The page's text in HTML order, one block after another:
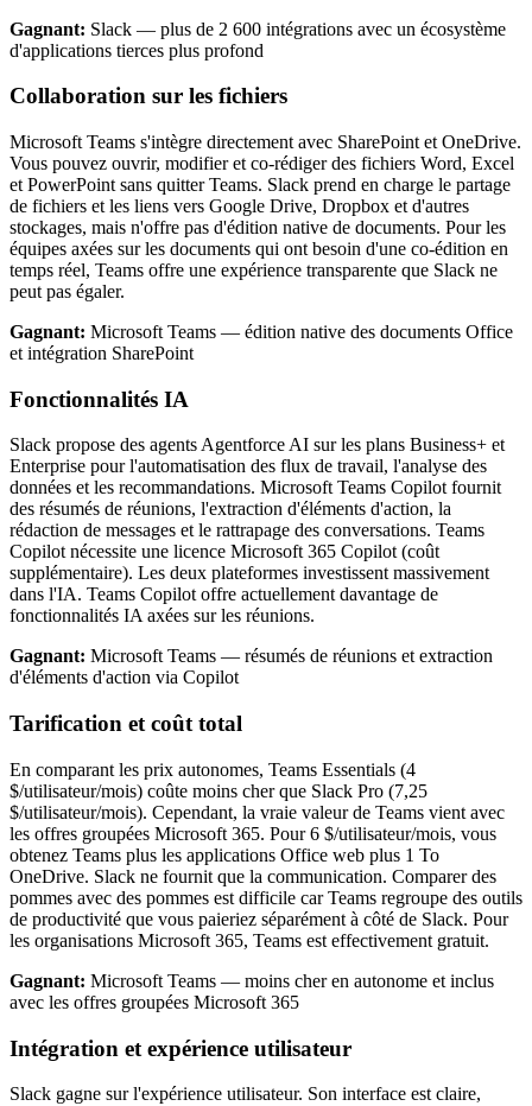
Gagnant: Slack — plus de 2 600 intégrations avec un écosystème
d'applications tierces plus profond
Collaboration sur les fichiers
Microsoft Teams s'intègre directement avec SharePoint et OneDrive.
Vous pouvez ouvrir, modifier et co-rédiger des fichiers Word, Excel
et PowerPoint sans quitter Teams. Slack prend en charge le partage
de fichiers et les liens vers Google Drive, Dropbox et d'autres
stockages, mais n'offre pas d'édition native de documents. Pour les
équipes axées sur les documents qui ont besoin d'une co-édition en
temps réel, Teams offre une expérience transparente que Slack ne
peut pas égaler.
Gagnant: Microsoft Teams — édition native des documents Office
et intégration SharePoint
Fonctionnalités IA
Slack propose des agents Agentforce AI sur les plans Business+ et
Enterprise pour l'automatisation des flux de travail, l'analyse des
données et les recommandations. Microsoft Teams Copilot fournit
des résumés de réunions, l'extraction d'éléments d'action, la
rédaction de messages et le rattrapage des conversations. Teams
Copilot nécessite une licence Microsoft 365 Copilot (coût
supplémentaire). Les deux plateformes investissent massivement
dans l'IA. Teams Copilot offre actuellement davantage de
fonctionnalités IA axées sur les réunions.
Gagnant: Microsoft Teams — résumés de réunions et extraction
d'éléments d'action via Copilot
Tarification et coût total
En comparant les prix autonomes, Teams Essentials (4
$/utilisateur/mois) coûte moins cher que Slack Pro (7,25
$/utilisateur/mois). Cependant, la vraie valeur de Teams vient avec
les offres groupées Microsoft 365. Pour 6 $/utilisateur/mois, vous
obtenez Teams plus les applications Office web plus 1 To
OneDrive. Slack ne fournit que la communication. Comparer des
pommes avec des pommes est difficile car Teams regroupe des outils
de productivité que vous paieriez séparément à côté de Slack. Pour
les organisations Microsoft 365, Teams est effectivement gratuit.
Gagnant: Microsoft Teams — moins cher en autonome et inclus
avec les offres groupées Microsoft 365
Intégration et expérience utilisateur
Slack gagne sur l'expérience utilisateur. Son interface est claire,